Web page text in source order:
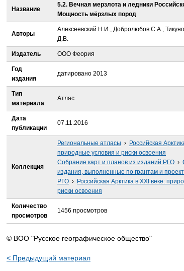
д
е
с
ь
Название
5.2. Вечная мерзлота и ледники
Мощность мёрзлых пород
Авторы
Алексеевский Н.И., Добролюбов С.А.,
Д.В.
Издатель ООО Феория
Год
издания
датировано 2013
Тип
материала
Атлас
Дата
публикации
07.11.2016
Коллекция
Региональные атласы › Российская
природные условия и риски освоения
Собрание карт и планов из изданий РГО ›
издания, выполненные по грантам и
РГО › Российская Арктика в XXI веке:
риски освоения
Количество
просмотров
1456 просмотров
© ВОО "Русское географическое общество"
< Предыдущий материал